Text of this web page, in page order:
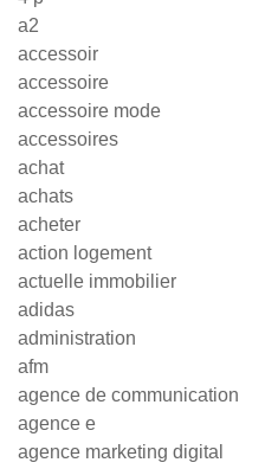
a2
accessoir
accessoire
accessoire mode
accessoires
achat
achats
acheter
action logement
actuelle immobilier
adidas
administration
afm
agence de communication
agence e
agence marketing digital